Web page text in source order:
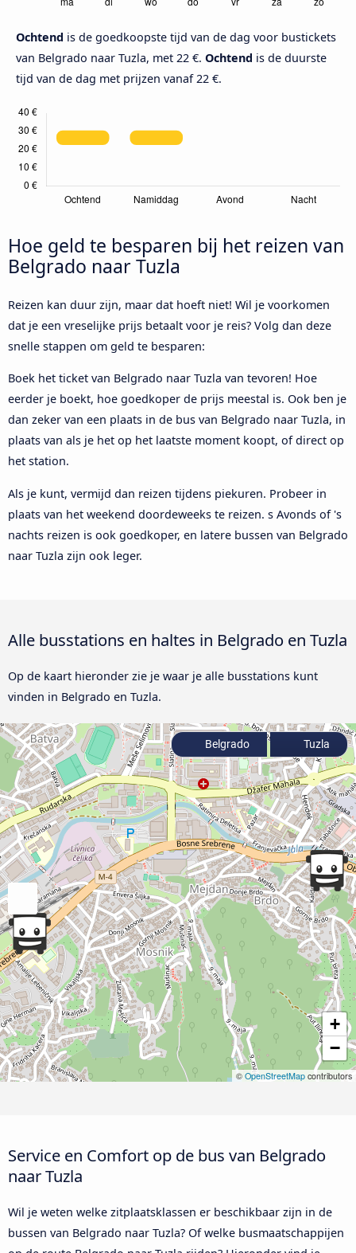
Ochtend is de goedkoopste tijd van de dag voor bustickets
van Belgrado naar Tuzla, met 22 €. Ochtend is de duurste
tijd van de dag met prijzen vanaf 22 €.
Hoe geld te besparen bij het reizen van
Belgrado naar Tuzla
Reizen kan duur zijn, maar dat hoeft niet! Wil je voorkomen
dat je een vreselijke prijs betaalt voor je reis? Volg dan deze
snelle stappen om geld te besparen:
Boek het ticket van Belgrado naar Tuzla van tevoren! Hoe
eerder je boekt, hoe goedkoper de prijs meestal is. Ook ben je
dan zeker van een plaats in de bus van Belgrado naar Tuzla, in
plaats van als je het op het laatste moment koopt, of direct op
het station.
Als je kunt, vermijd dan reizen tijdens piekuren. Probeer in
plaats van het weekend doordeweeks te reizen. s Avonds of 's
nachts reizen is ook goedkoper, en latere bussen van Belgrado
naar Tuzla zijn ook leger.
Alle busstations en haltes in Belgrado en Tuzla
Op de kaart hieronder zie je waar je alle busstations kunt
vinden in Belgrado en Tuzla.
+
−
© OpenStreetMap contributors
Belgrado Tuzla
Service en Comfort op de bus van Belgrado
naar Tuzla
Wil je weten welke zitplaatsklassen er beschikbaar zijn in de
bussen van Belgrado naar Tuzla? Of welke busmaatschappijen